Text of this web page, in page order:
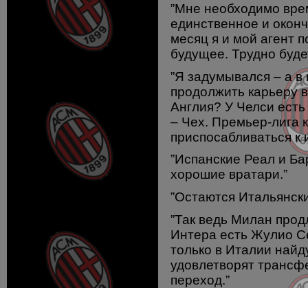
”Мне необходимо
единственное и
месяц я и мой агент
будущее. Трудно
”Я задумывался – а
продолжить карьеру
Англия? У Челси
– Чех. Премьер-лига
приспосабливаться к
”Испанские Реал и
хорошие вратари.”
”Остаются
”Так ведь Милан
Интера есть Жулио
только в Италии
удовлетворят
переход.”